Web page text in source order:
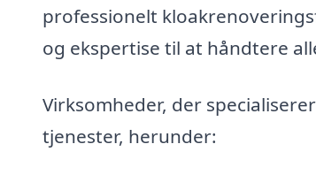
professionelt
og ekspertise til at håndtere
Virksomheder, der
tjenester, herunder: